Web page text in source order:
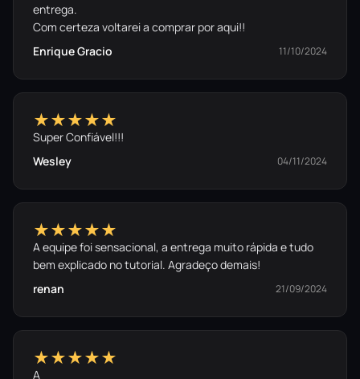
entrega.
Com certeza voltarei a comprar por aqui!!
Enrique Gracio
11/10/2024
★★★★★
Super Confiável!!!
Wesley
04/11/2024
★★★★★
A equipe foi sensacional, a entrega muito rápida e tudo
bem explicado no tutorial. Agradeço demais!
renan
21/09/2024
★★★★★
A